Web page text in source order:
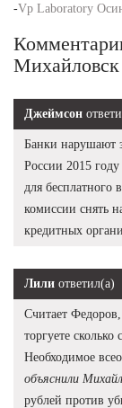
-Vp Laboratory
Михайловск
Джеймсон
Банки нарушают
России 2015
для бесплатного
комиссии снять
кредитных
Лили ответил(а)
Считает
торгуете сколько
Необходимое
объяснили
рублей против